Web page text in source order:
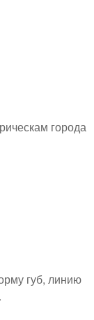
города
губ, линию